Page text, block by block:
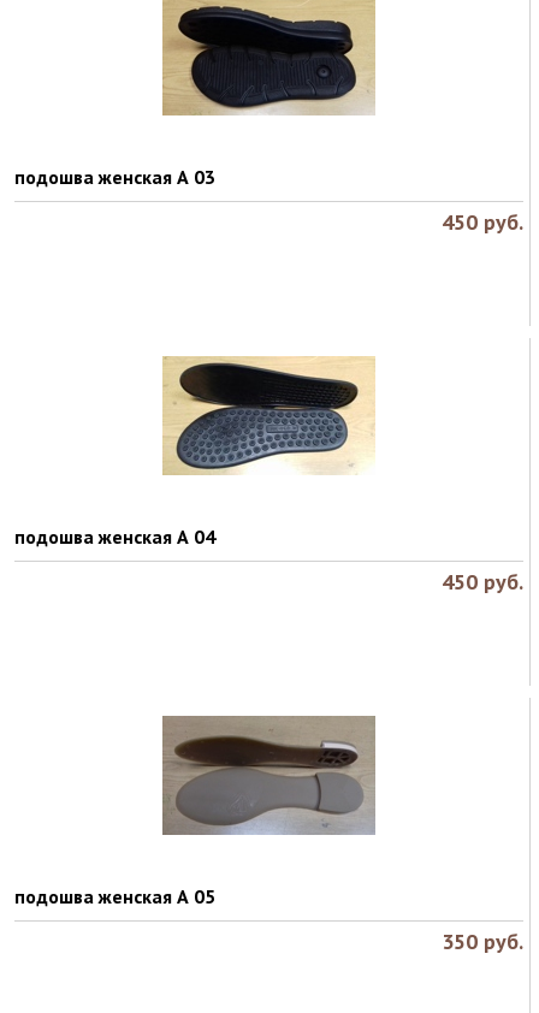
подошва женская А 03
450 руб.
подошва женская А 04
450 руб.
подошва женская А 05
350 руб.